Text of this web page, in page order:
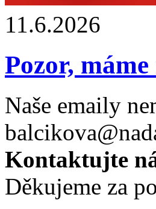
11.6.2026
Pozor,
Naše emaily
Kontaktujte
Děkujeme za